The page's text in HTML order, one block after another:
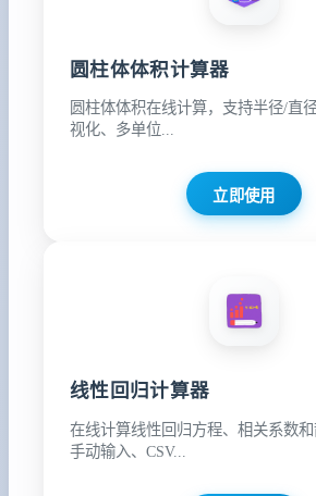
圆柱体体积计算器
圆柱体体积在线计算，支持半径/直
视化、多单位...
立即使用
线性回归计算器
在线计算线性回归方程、相关系数
手动输入、CSV...